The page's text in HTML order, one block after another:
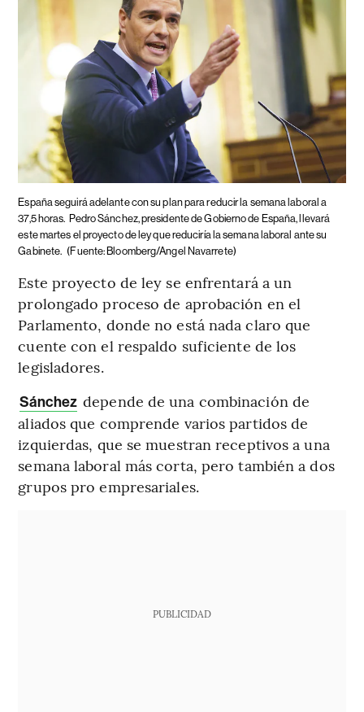
España seguirá adelante con su plan para reducir la semana laboral a
37,5 horas. Pedro Sánchez, presidente de Gobierno de España, llevará
este martes el proyecto de ley que reduciría la semana laboral ante su
Gabinete. (Fuente: Bloomberg/Angel Navarrete)
Este proyecto de ley se enfrentará a un
prolongado proceso de aprobación en el
Parlamento, donde no está nada claro que
cuente con el respaldo suficiente de los
legisladores.
Sánchez depende de una combinación de
aliados que comprende varios partidos de
izquierdas, que se muestran receptivos a una
semana laboral más corta, pero también a dos
grupos pro empresariales.
PUBLICIDAD